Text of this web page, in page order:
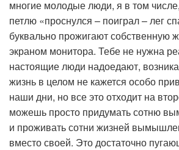
многие молодые люди, я в том
петлю «проснулся – поиграл – лег
буквально прожигают собственную
экраном монитора. Тебе не нужна
настоящие люди надоедают,
жизнь в целом не кажется особо
наши дни, но все это отходит на
можешь просто придумать сотню
и проживать сотни жизней
вместо своей. Это достаточно